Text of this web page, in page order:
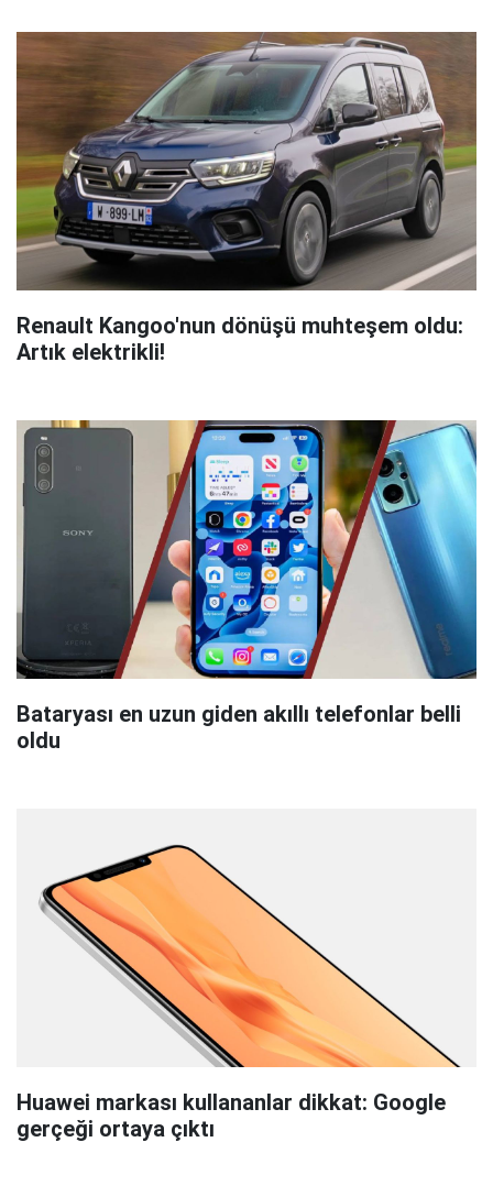
Renault Kangoo'nun dönüşü muhteşem oldu:
Artık elektrikli!
Bataryası en uzun giden akıllı telefonlar belli
oldu
Huawei markası kullananlar dikkat: Google
gerçeği ortaya çıktı